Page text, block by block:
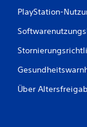
PlayStation-
Über